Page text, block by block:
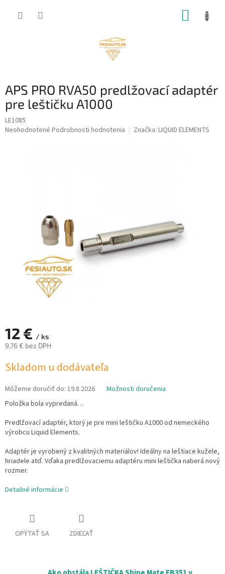
APS PRO RVA50 predlžovací adaptér
pre leštičku A1000
LE1085
Priemerné
Neohodnotené Podrobnosti hodnotenia Značka: LIQUID ELEMENTS
12 € / ks
9,76 € bez DPH
cena:
Skladom u dodávateľa
Môžeme doručiť do: 19.8.2026
Možnosti doručenia
Položka bola vypredaná…
Predlžovací adaptér, ktorý je pre mini leštičku A1000 od nemeckého
výrobcu Liquid Elements.
Adaptér je vyrobený z kvalitných materiálov! Ideálny na leštiace kužele,
hriadele atď. Vďaka predlžovaciemu adaptéru mini leštička naberá nový
rozmer.
Detailné informácie
OPÝTAŤ SA ZDIEĽAŤ